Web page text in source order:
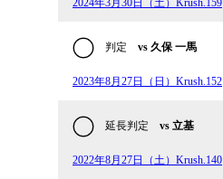
2024年3月30日（土）Krush.159
判定 vs 久保 一馬
2023年8月27日（日）Krush.152
延長判定 vs 立基
2022年8月27日（土）Krush.140